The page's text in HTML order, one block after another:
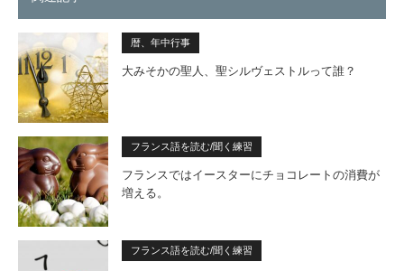
暦、年中行事
大みそかの聖人、聖シルヴェストルって誰？
フランス語を読む/聞く練習
フランスではイースターにチョコレートの消費が
増える。
フランス語を読む/聞く練習